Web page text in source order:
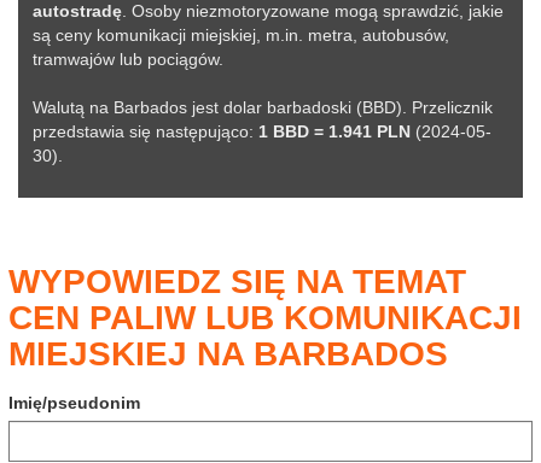
autostradę . Osoby niezmotoryzowane mogą sprawdzić, jakie
są ceny komunikacji miejskiej, m.in. metra, autobusów,
tramwajów lub pociągów.
Walutą na Barbados jest dolar barbadoski (BBD). Przelicznik
przedstawia się następująco: 1 BBD = 1.941 PLN (2024-05-
30).
WYPOWIEDZ SIĘ NA TEMAT
CEN PALIW LUB KOMUNIKACJI
MIEJSKIEJ NA BARBADOS
Imię/pseudonim